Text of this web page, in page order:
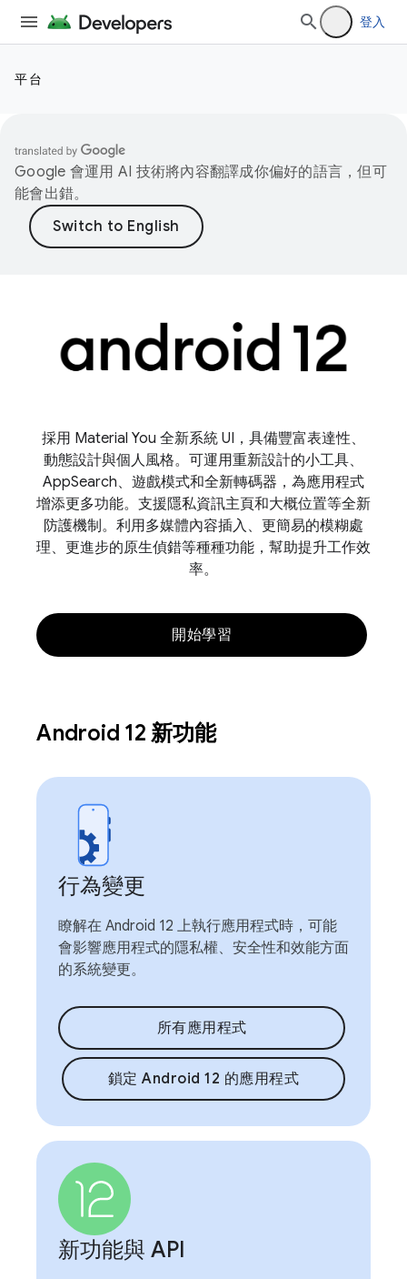
登入
平台
Google 會運用 AI 技術將內容翻譯成你偏好的語言，但可
能會出錯。
採用 Material You 全新系統 UI，具備豐富表達性、
動態設計與個人風格。可運用重新設計的小工具、
AppSearch、遊戲模式和全新轉碼器，為應用程式
增添更多功能。支援隱私資訊主頁和大概位置等全新
防護機制。利用多媒體內容插入、更簡易的模糊處
理、更進步的原生偵錯等種種功能，幫助提升工作效
率。
開始學習
Android 12 新功能
行為變更
瞭解在 Android 12 上執行應用程式時，可能
會影響應用程式的隱私權、安全性和效能方面
的系統變更。
所有應用程式
鎖定 Android 12 的應用程式
新功能與 API